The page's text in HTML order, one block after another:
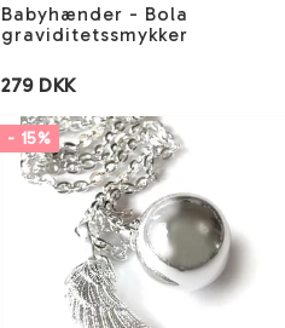
Babyhænder - Bola
graviditetssmykker
279 DKK
- 15%